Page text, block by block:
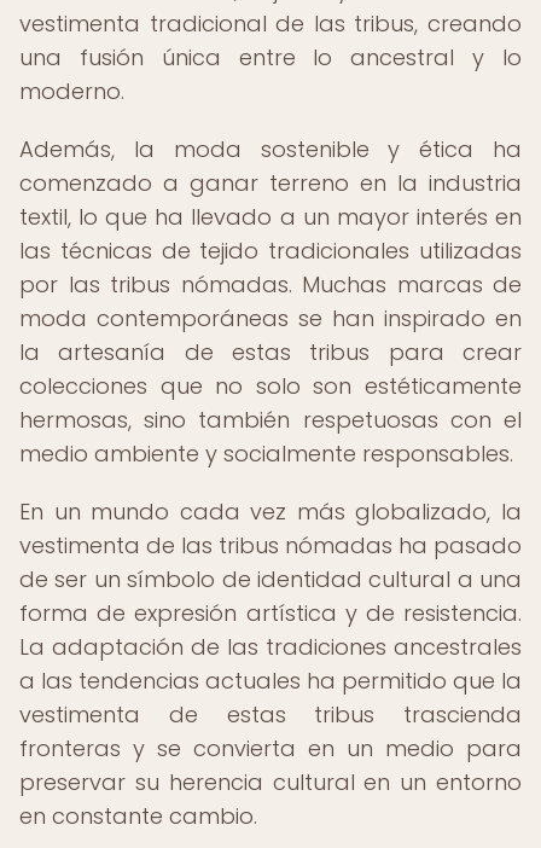
vestimenta tradicional de las tribus, creando
una fusión única entre lo ancestral y lo
moderno.
Además, la moda sostenible y ética ha
comenzado a ganar terreno en la industria
textil, lo que ha llevado a un mayor interés en
las técnicas de tejido tradicionales utilizadas
por las tribus nómadas. Muchas marcas de
moda contemporáneas se han inspirado en
la artesanía de estas tribus para crear
colecciones que no solo son estéticamente
hermosas, sino también respetuosas con el
medio ambiente y socialmente responsables.
En un mundo cada vez más globalizado, la
vestimenta de las tribus nómadas ha pasado
de ser un símbolo de identidad cultural a una
forma de expresión artística y de resistencia.
La adaptación de las tradiciones ancestrales
a las tendencias actuales ha permitido que la
vestimenta de estas tribus trascienda
fronteras y se convierta en un medio para
preservar su herencia cultural en un entorno
en constante cambio.